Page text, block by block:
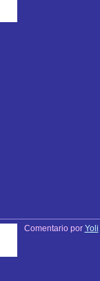
Comentario por Yoli